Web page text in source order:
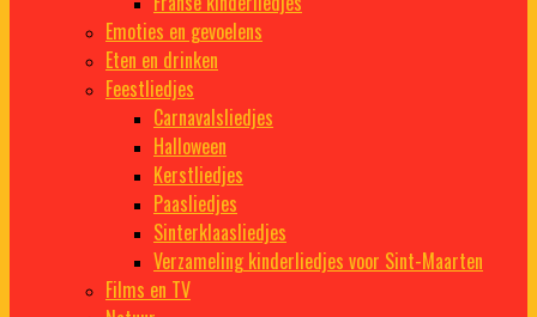
Emoties en gevoelens
Eten en drinken
Feestliedjes
Carnavalsliedjes
Halloween
Kerstliedjes
Paasliedjes
Sinterklaasliedjes
Verzameling kinderliedjes voor Sint-Maarten
Films en TV